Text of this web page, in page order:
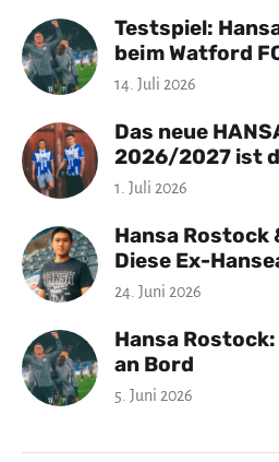
Testspiel:
beim Watford
14. Juli 2026
Das neue
2026/2027 ist
1. Juli 2026
Hansa Rostock
Diese Ex-
24. Juni 2026
Hansa
an Bord
5. Juni 2026